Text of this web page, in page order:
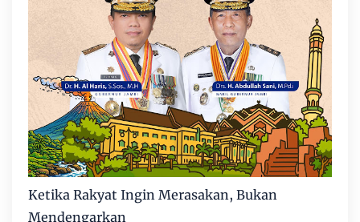
Ketika Rakyat Ingin Merasakan, Bukan
Mendengarkan